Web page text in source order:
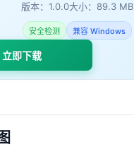
版本：1.0.0大小：89.3 MB
安全检测 兼容 Windows
立即下载